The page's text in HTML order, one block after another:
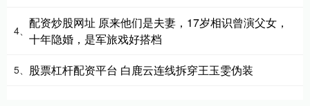
4、
配资炒股网址 原来他们是夫妻，17岁相识曾演父女，
十年隐婚，是军旅戏好搭档
5、 股票杠杆配资平台 白鹿云连线拆穿王玉雯伪装